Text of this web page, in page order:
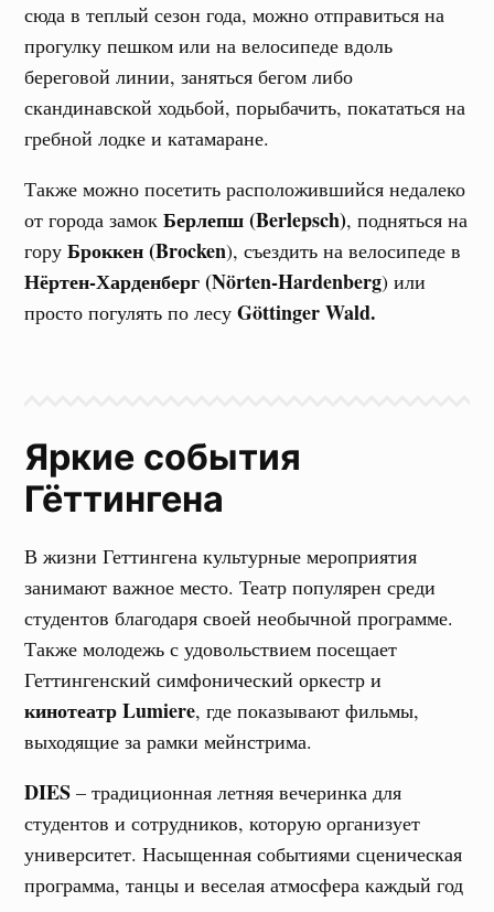
сюда в теплый сезон года, можно отправиться на
прогулку пешком или на велосипеде вдоль
береговой линии, заняться бегом либо
скандинавской ходьбой, порыбачить, покататься на
гребной лодке и катамаране.
Также можно посетить расположившийся недалеко
от города замокБерлепш (Berlepsch), подняться на
горуБроккен (Brocken), съездить на велосипеде в
Нёртен-Харденберг (Nörten-Hardenberg) или
просто погулять по лесуGöttinger Wald.
Яркие события
Гёттингена
В жизни Геттингена культурные мероприятия
занимают важное место. Театр популярен среди
студентов благодаря своей необычной программе.
Также молодежь с удовольствием посещает
Геттингенский симфонический оркестр и
кинотеатр Lumiere, где показывают фильмы,
выходящие за рамки мейнстрима.
DIES – традиционная летняя вечеринка для
студентов и сотрудников, которую организует
университет. Насыщенная событиями сценическая
программа, танцы и веселая атмосфера каждый год